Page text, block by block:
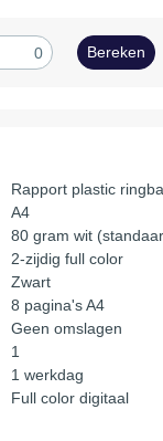
Bereken
Rapport plastic
A4
80 gram wit
2-zijdig full color
Zwart
8 pagina's A4
Geen omslagen
1
1 werkdag
Full color digitaal